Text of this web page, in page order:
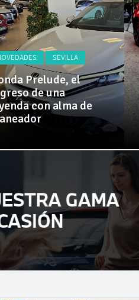
y
mucho
más!
SEVILLA
Prelude, el
de una
con alma de